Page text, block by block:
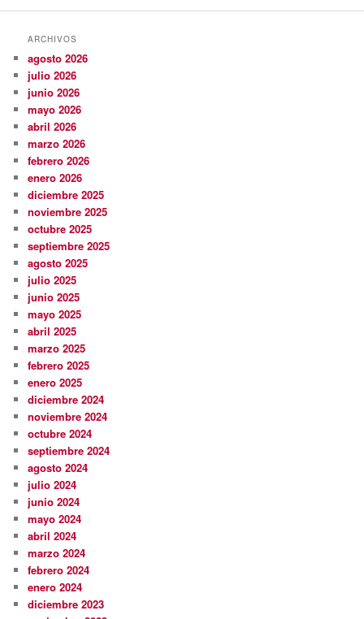
ARCHIVOS
agosto 2026
julio 2026
junio 2026
mayo 2026
abril 2026
marzo 2026
febrero 2026
enero 2026
diciembre 2025
noviembre 2025
octubre 2025
septiembre 2025
agosto 2025
julio 2025
junio 2025
mayo 2025
abril 2025
marzo 2025
febrero 2025
enero 2025
diciembre 2024
noviembre 2024
octubre 2024
septiembre 2024
agosto 2024
julio 2024
junio 2024
mayo 2024
abril 2024
marzo 2024
febrero 2024
enero 2024
diciembre 2023